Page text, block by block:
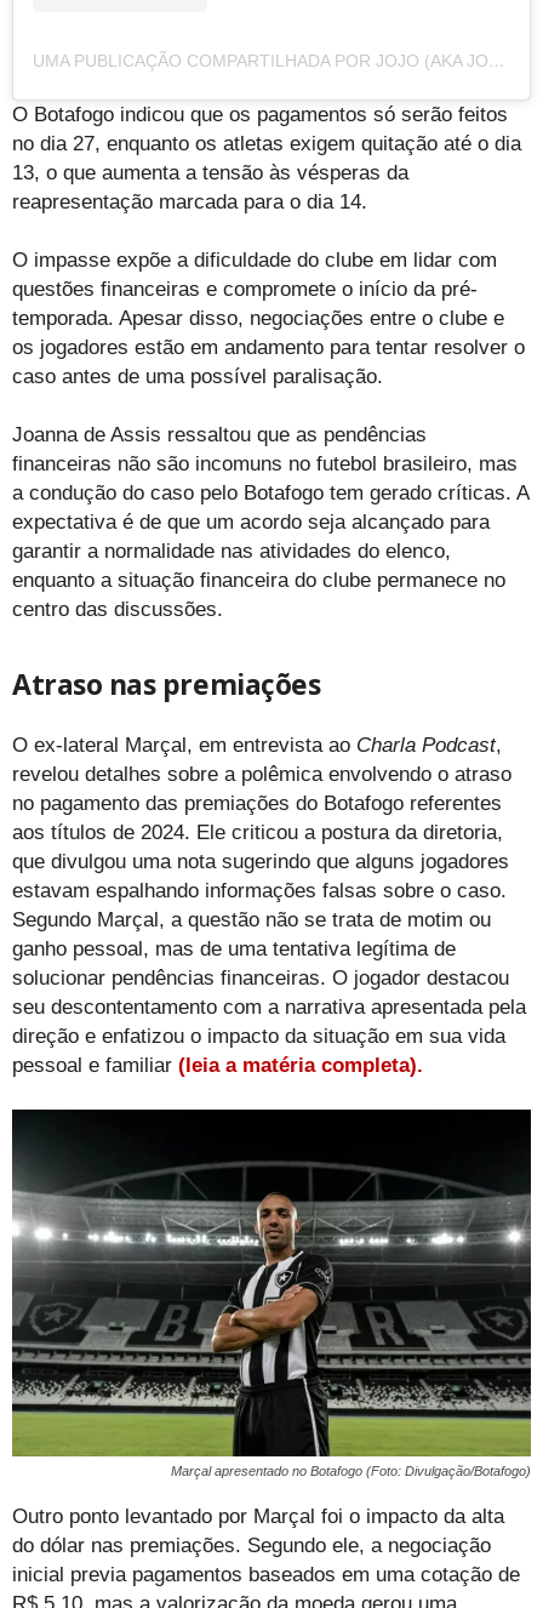
UMA PUBLICAÇÃO COMPARTILHADA POR JOJO (AKA JOANNA DE ASSIS) (@JOANNADEASSIS)
O Botafogo indicou que os pagamentos só serão feitos
no dia 27, enquanto os atletas exigem quitação até o dia
13, o que aumenta a tensão às vésperas da
reapresentação marcada para o dia 14.
O impasse expõe a dificuldade do clube em lidar com
questões financeiras e compromete o início da pré-
temporada. Apesar disso, negociações entre o clube e
os jogadores estão em andamento para tentar resolver o
caso antes de uma possível paralisação.
Joanna de Assis ressaltou que as pendências
financeiras não são incomuns no futebol brasileiro, mas
a condução do caso pelo Botafogo tem gerado críticas. A
expectativa é de que um acordo seja alcançado para
garantir a normalidade nas atividades do elenco,
enquanto a situação financeira do clube permanece no
centro das discussões.
Atraso nas premiações
O ex-lateral Marçal, em entrevista ao Charla Podcast,
revelou detalhes sobre a polêmica envolvendo o atraso
no pagamento das premiações do Botafogo referentes
aos títulos de 2024. Ele criticou a postura da diretoria,
que divulgou uma nota sugerindo que alguns jogadores
estavam espalhando informações falsas sobre o caso.
Segundo Marçal, a questão não se trata de motim ou
ganho pessoal, mas de uma tentativa legítima de
solucionar pendências financeiras. O jogador destacou
seu descontentamento com a narrativa apresentada pela
direção e enfatizou o impacto da situação em sua vida
pessoal e familiar (leia a matéria completa).
Marçal apresentado no Botafogo (Foto: Divulgação/Botafogo)
Outro ponto levantado por Marçal foi o impacto da alta
do dólar nas premiações. Segundo ele, a negociação
inicial previa pagamentos baseados em uma cotação de
R$ 5,10, mas a valorização da moeda gerou uma